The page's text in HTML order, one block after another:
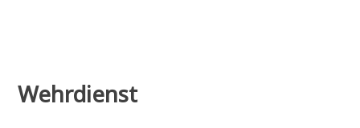
Wehrdienst